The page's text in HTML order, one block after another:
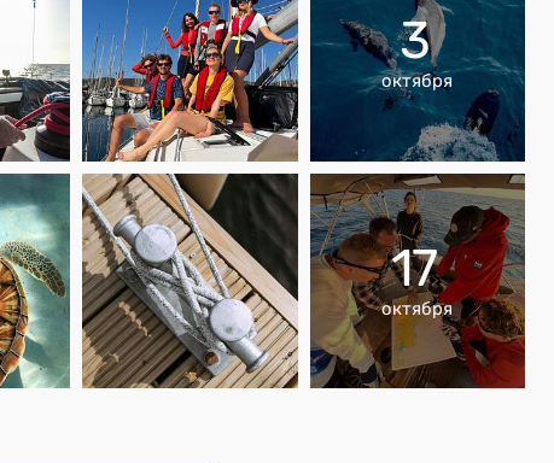
3
октября
17
октября